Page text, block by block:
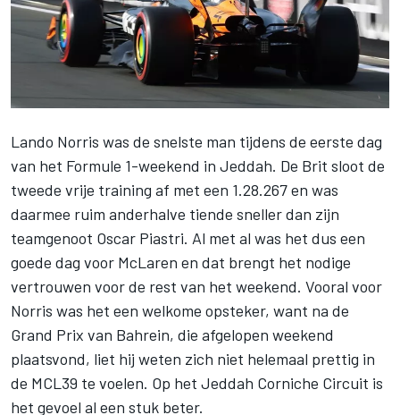
Lando Norris was de snelste man tijdens de eerste dag
van het Formule 1-weekend in Jeddah. De Brit sloot de
tweede vrije training af met een 1.28.267 en was
daarmee ruim anderhalve tiende sneller dan zijn
teamgenoot Oscar Piastri. Al met al was het dus een
goede dag voor McLaren en dat brengt het nodige
vertrouwen voor de rest van het weekend. Vooral voor
Norris was het een welkome opsteker, want na de
Grand Prix van Bahrein, die afgelopen weekend
plaatsvond, liet hij weten zich niet helemaal prettig in
de MCL39 te voelen. Op het Jeddah Corniche Circuit is
het gevoel al een stuk beter.